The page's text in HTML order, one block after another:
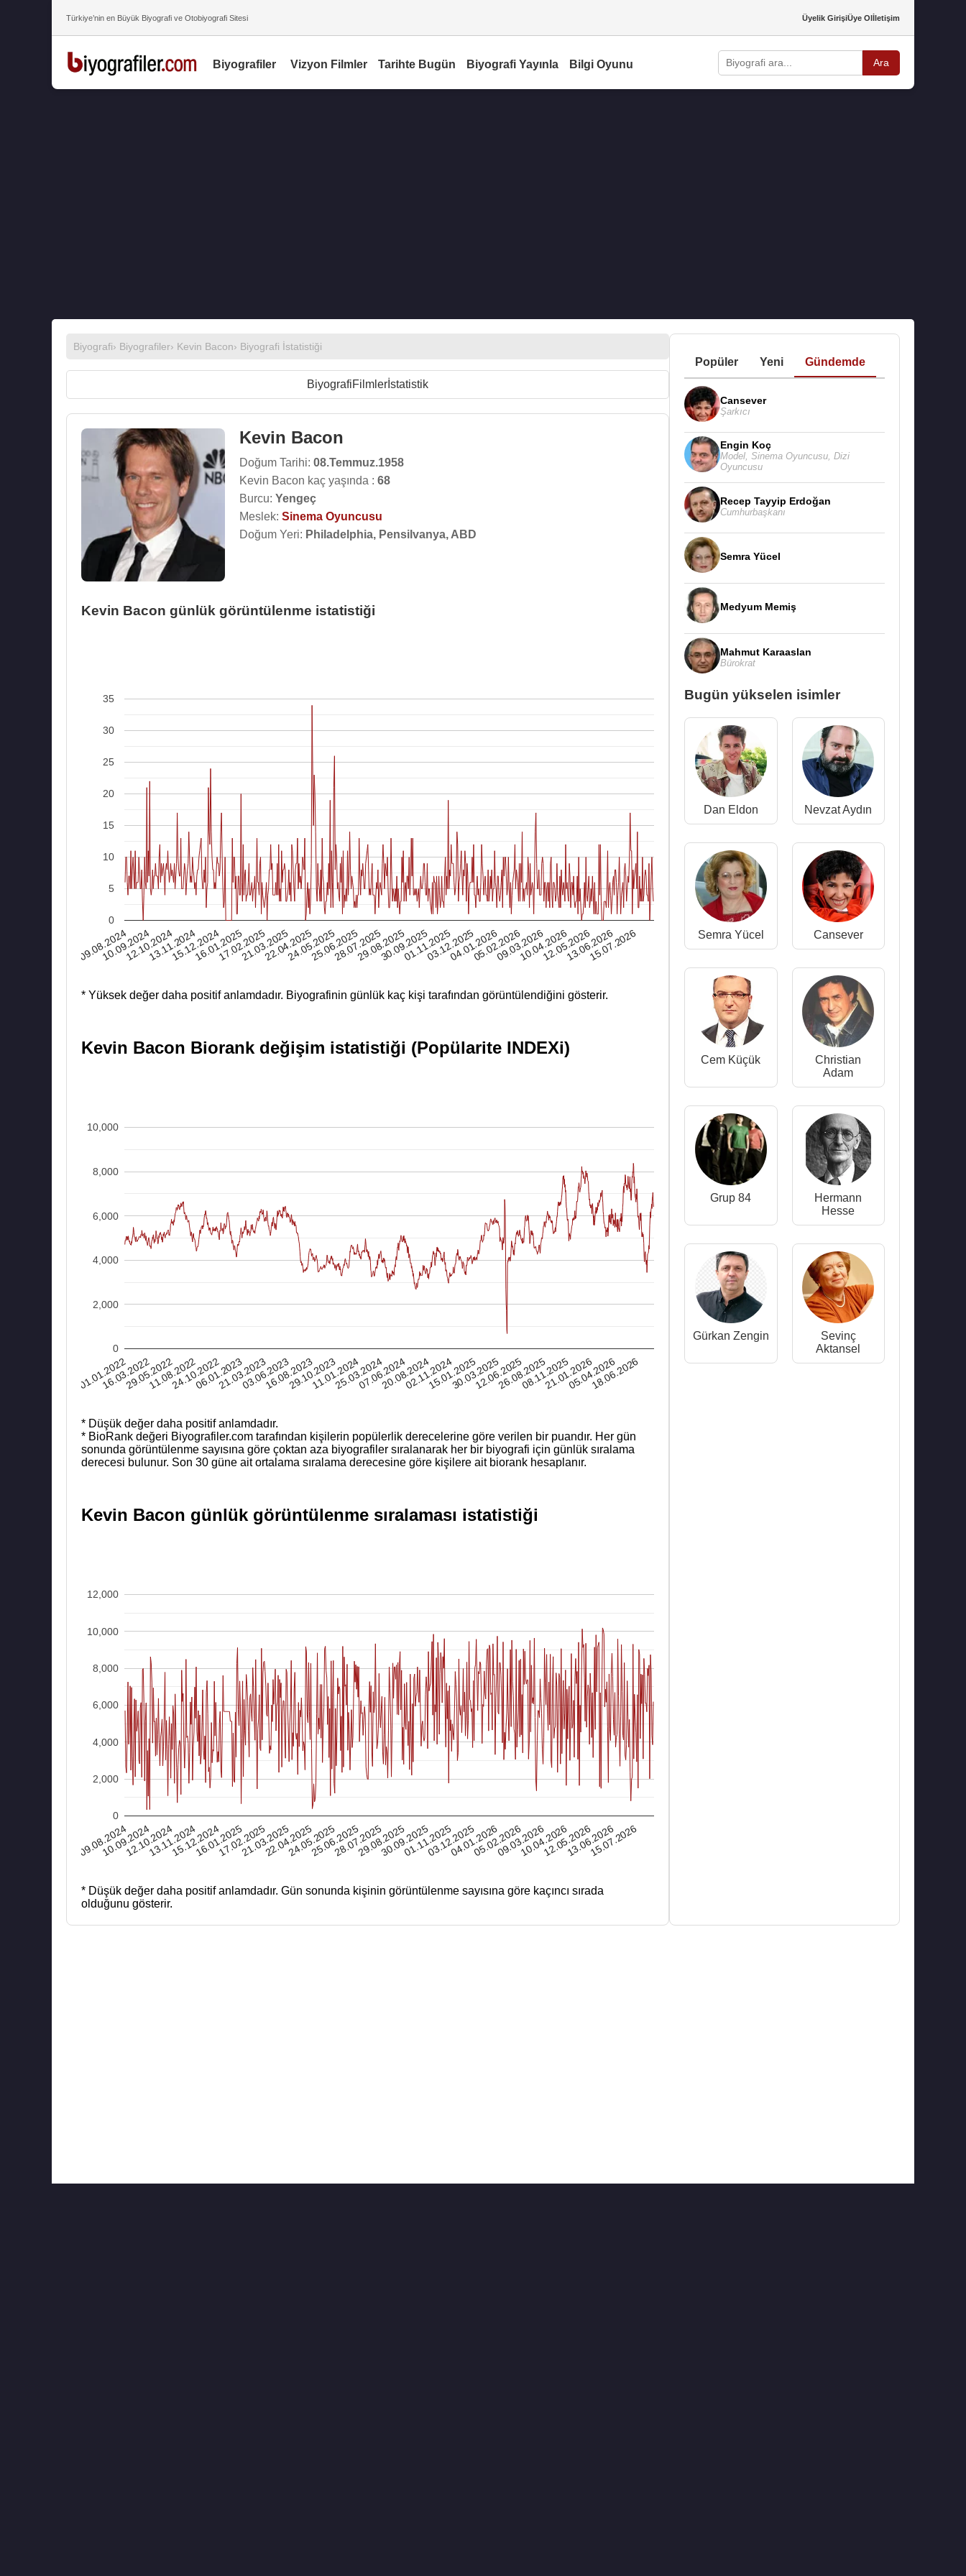
Türkiye’nin en Büyük Biyografi ve Otobiyografi Sitesi Üyelik GirişiÜye Olİletişim
Biyografiler Vizyon Filmler Tarihte Bugün Biyografi Yayınla Bilgi Oyunu Ara
Biyografi› Biyografiler› Kevin Bacon› Biyografi İstatistiği
BiyografiFilmler İstatistik
Kevin Bacon
Doğum Tarihi: 08.Temmuz.1958
Kevin Bacon kaç yaşında : 68
Burcu: Yengeç
Meslek: Sinema Oyuncusu
Doğum Yeri: Philadelphia, Pensilvanya, ABD
Kevin Bacon günlük görüntülenme istatistiği
09.08.2024
10.09.2024
12.10.2024
13.11.2024
15.12.2024
16.01.2025
17.02.2025
21.03.2025
22.04.2025
24.05.2025
25.06.2025
28.07.2025
29.08.2025
30.09.2025
01.11.2025
03.12.2025
04.01.2026
05.02.2026
09.03.2026
10.04.2026
12.05.2026
13.06.2026
15.07.2026
0
5
10
15
20
25
30
35
* Yüksek değer daha positif anlamdadır. Biyografinin günlük kaç kişi tarafından görüntülendiğini gösterir.
Kevin Bacon Biorank değişim istatistiği (Popülarite INDEXi)
01.01.2022
16.03.2022
29.05.2022
11.08.2022
24.10.2022
06.01.2023
21.03.2023
03.06.2023
16.08.2023
29.10.2023
11.01.2024
25.03.2024
07.06.2024
20.08.2024
02.11.2024
15.01.2025
30.03.2025
12.06.2025
26.08.2025
08.11.2025
21.01.2026
05.04.2026
18.06.2026
0
2,000
4,000
6,000
8,000
10,000
* Düşük değer daha positif anlamdadır.
* BioRank değeri Biyografiler.com tarafından kişilerin popülerlik derecelerine göre verilen bir puandır. Her gün
sonunda görüntülenme sayısına göre çoktan aza biyografiler sıralanarak her bir biyografi için günlük sıralama
derecesi bulunur. Son 30 güne ait ortalama sıralama derecesine göre kişilere ait biorank hesaplanır.
Kevin Bacon günlük görüntülenme sıralaması istatistiği
09.08.2024
10.09.2024
12.10.2024
13.11.2024
15.12.2024
16.01.2025
17.02.2025
21.03.2025
22.04.2025
24.05.2025
25.06.2025
28.07.2025
29.08.2025
30.09.2025
01.11.2025
03.12.2025
04.01.2026
05.02.2026
09.03.2026
10.04.2026
12.05.2026
13.06.2026
15.07.2026
0
2,000
4,000
6,000
8,000
10,000
12,000
* Düşük değer daha positif anlamdadır. Gün sonunda kişinin görüntülenme sayısına göre kaçıncı sırada
olduğunu gösterir.
Popüler Yeni Gündemde
Cansever
Şarkıcı
Engin Koç
Model, Sinema Oyuncusu, Dizi
Oyuncusu
Recep Tayyip Erdoğan
Cumhurbaşkanı
Semra Yücel
Medyum Memiş
Mahmut Karaaslan
Bürokrat
Bugün yükselen isimler
Dan Eldon Nevzat Aydın
Semra Yücel Cansever
Cem Küçük
Christian
Adam
Grup 84
Hermann
Hesse
Gürkan Zengin
Sevinç
Aktansel